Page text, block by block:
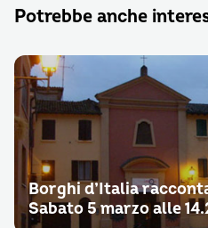
Potrebbe anche
Borghi d’Italia
Sabato 5 marzo alle